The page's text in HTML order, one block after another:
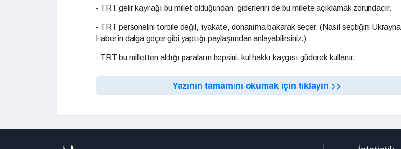
- TRT gelir kaynağı bu millet olduğundan, giderlerini de bu millete açıklamak zorundadır.
- TRT personelini torpile değil, liyakate, donanıma bakarak seçer. (Nasıl seçtiğini Ukrayna
Haber'in dalga geçer gibi yaptığı paylaşımdan anlayabilirsiniz.)
- TRT bu milletten aldığı paraların hepsini, kul hakkı kaygısı güderek kullanır.
Yazının tamamını okumak için tıklayın >>